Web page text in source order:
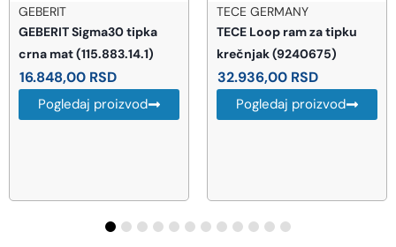
TECE GERMANY
TECE Loop ram za tipku
krečnjak (9240675)
32.936,00RSD
Pogledaj proizvod
TECE GERMANY
TECE Smart modul floor
wi-fi 77840068
53.694,00RSD
Pogledaj proizvod